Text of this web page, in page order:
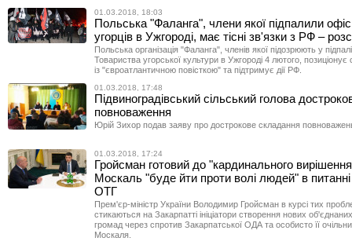
01.03.2018, 18:03
Польська "Фаланга", члени якої підпалили офіс
угорців в Ужгороді, має тісні зв'язки з РФ –
Польська організація "Фаланга", членів якої підозрюють у
Товариства угорської культури в Ужгороді 4 лютого,
із "євроатлантичною повісткою" та підтримує дії РФ.
01.03.2018, 17:48
Підвиноградівський сільський голова
повноваження
Юрій Зихор подав заяву про дострокове складання
01.03.2018, 17:24
Гройсман готовий до "кардинального
Москаль "буде йти проти волі людей" в
ОТГ
Прем'єр-міністр України Володимир Гройсман в курсі тих
стикаються на Закарпатті ініціатори створення нових
громад через спротив Закарпатської ОДА та особисто її
Москаля.